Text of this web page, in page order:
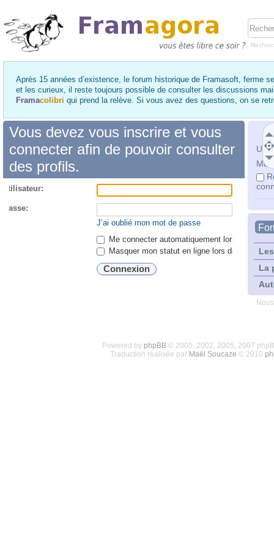
Après 15 années d’existence, le forum historique de Framasoft, ferme
et les curieux, il reste toujours possible de consulter les discussions
Framacolibri qui prend la relève. Si vous avez des questions, on se
Mot
La
Vous devez vous inscrire et vous
connecter afin de pouvoir consulter
des profils.
passe:
J’ai oublié mon mot de passe
Me connecter automatiquement lors de
Masquer mon statut en ligne lors de cette
Powered by phpBB© 2000, 2002, 2005, 2007
Traduction réalisée par Maël Soucaze © 2010